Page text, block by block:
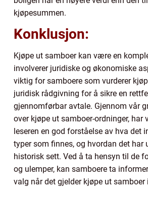
kjøpesummen.
Konklusjon:
Kjøpe ut samboer kan være en
involverer juridiske og økonomiske
viktig for samboere som vurderer
juridisk rådgivning for å sikre en
gjennomførbar avtale. Gjennom vår
over kjøpe ut samboer-ordninger, har
leseren en god forståelse av hva det
typer som finnes, og hvordan det har
historisk sett. Ved å ta hensyn til de
og ulemper, kan samboere ta
valg når det gjelder kjøpe ut samboer